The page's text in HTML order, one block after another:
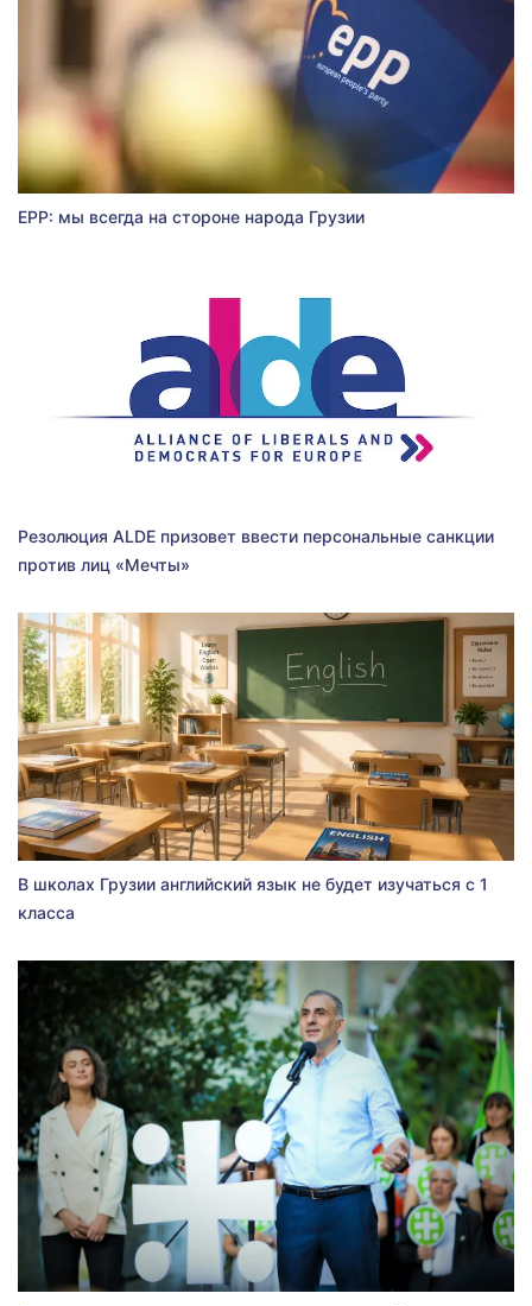
EPP: мы всегда на стороне народа Грузии
Резолюция ALDE призовет ввести персональные санкции
против лиц «Мечты»
В школах Грузии английский язык не будет изучаться с 1
класса